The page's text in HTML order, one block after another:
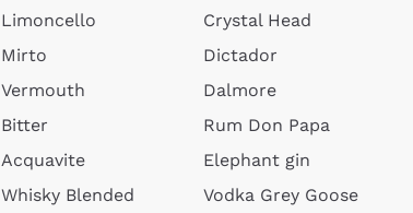
Limoncello
Mirto
Vermouth
Bitter
Acquavite
Whisky Blended
Crystal Head
Dictador
Dalmore
Rum Don Papa
Elephant gin
Vodka Grey Goose